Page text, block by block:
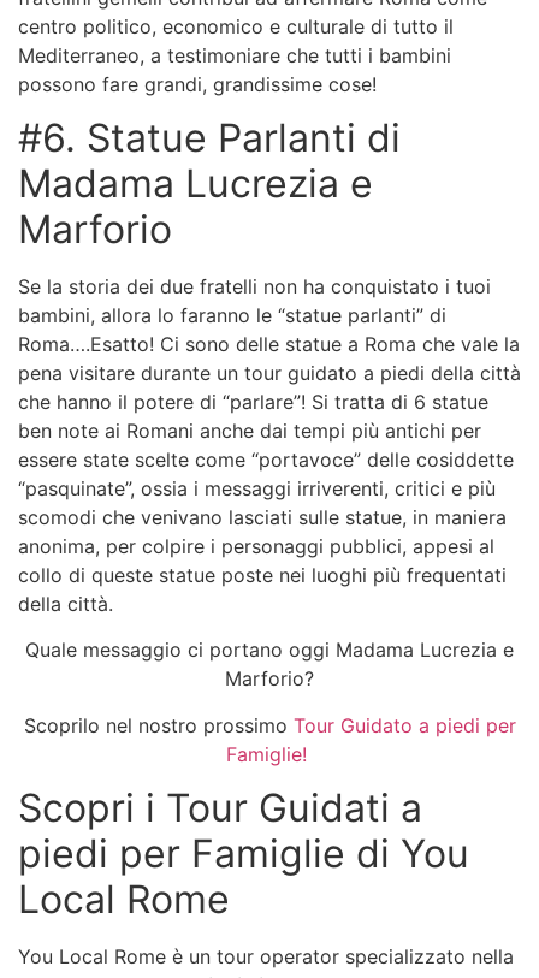
centro politico, economico e culturale di tutto il
Mediterraneo, a testimoniare che tutti i bambini
possono fare grandi, grandissime cose!
#6. Statue Parlanti di
Madama Lucrezia e
Marforio
Se la storia dei due fratelli non ha conquistato i tuoi
bambini, allora lo faranno le “statue parlanti” di
Roma….Esatto! Ci sono delle statue a Roma che vale la
pena visitare durante un tour guidato a piedi della città
che hanno il potere di “parlare”! Si tratta di 6 statue
ben note ai Romani anche dai tempi più antichi per
essere state scelte come “portavoce” delle cosiddette
“pasquinate”, ossia i messaggi irriverenti, critici e più
scomodi che venivano lasciati sulle statue, in maniera
anonima, per colpire i personaggi pubblici, appesi al
collo di queste statue poste nei luoghi più frequentati
della città.
Quale messaggio ci portano oggi Madama Lucrezia e
Marforio?
Scoprilo nel nostro prossimo Tour Guidato a piedi per
Famiglie!
Scopri i Tour Guidati a
piedi per Famiglie di You
Local Rome
You Local Rome è un tour operator specializzato nella